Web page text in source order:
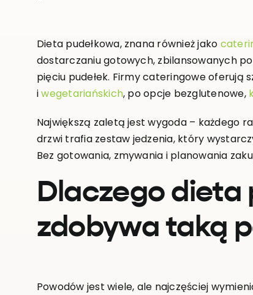
Dieta pudełkowa, znana również jako
dostarczaniu gotowych, zbilansowanych
pięciu pudełek. Firmy cateringowe oferują
iwegetariańskich, po opcje bezglutenowe,
Największą zaletą jest wygoda – każdego
drzwi trafia zestaw jedzenia, który
Bez gotowania, zmywania i planowania
Dlaczego dieta
zdobywa taką
Powodów jest wiele, ale najczęściej